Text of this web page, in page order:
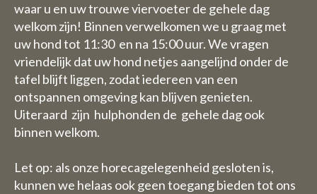
waar u en uw trouwe viervoeter de gehele dag
welkom zijn! Binnen verwelkomen we u graag met
uw hond tot 11:30 en na 15:00 uur. We vragen
vriendelijk dat uw hond netjes aangelijnd onder de
tafel blijft liggen, zodat iedereen van een
ontspannen omgeving kan blijven genieten.
Uiteraard zijn hulphonden de gehele dag ook
binnen welkom.
Let op: als onze horecagelegenheid gesloten is,
kunnen we helaas ook geen toegang bieden tot ons